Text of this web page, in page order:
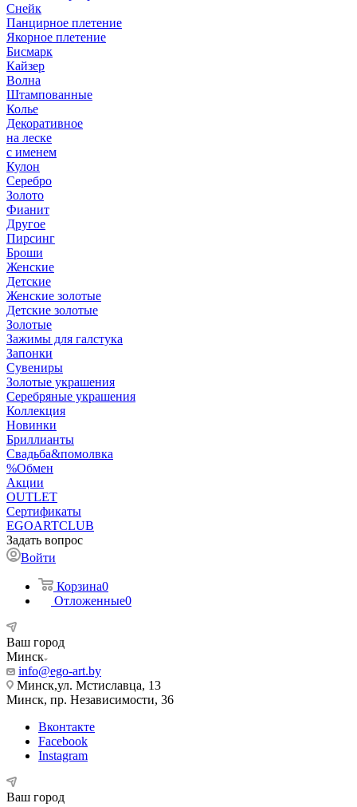
Снейк
Панцирное плетение
Якорное плетение
Бисмарк
Кайзер
Волна
Штампованные
Колье
Декоративное
на леске
с именем
Кулон
Серебро
Золото
Фианит
Другое
Пирсинг
Броши
Женские
Детские
Женские золотые
Детские золотые
Золотые
Зажимы для галстука
Запонки
Сувениры
Золотые украшения
Серебряные украшения
Коллекция
Новинки
Бриллианты
Свадьба&помолвка
%Обмен
Акции
OUTLET
Сертификаты
EGOARTCLUB
Задать вопрос
Войти
Корзина0
Отложенные0
Ваш город
Минск
info@ego-art.by
Минск,ул. Мстиславца, 13
Минск, пр. Независимости, 36
Вконтакте
Facebook
Instagram
Ваш город